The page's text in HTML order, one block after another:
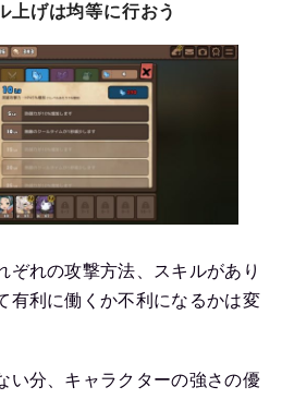
上げは均等に行おう
ぞれの攻撃方法、スキルがあり
有利に働くか不利になるかは変
い分、キャラクターの強さの優